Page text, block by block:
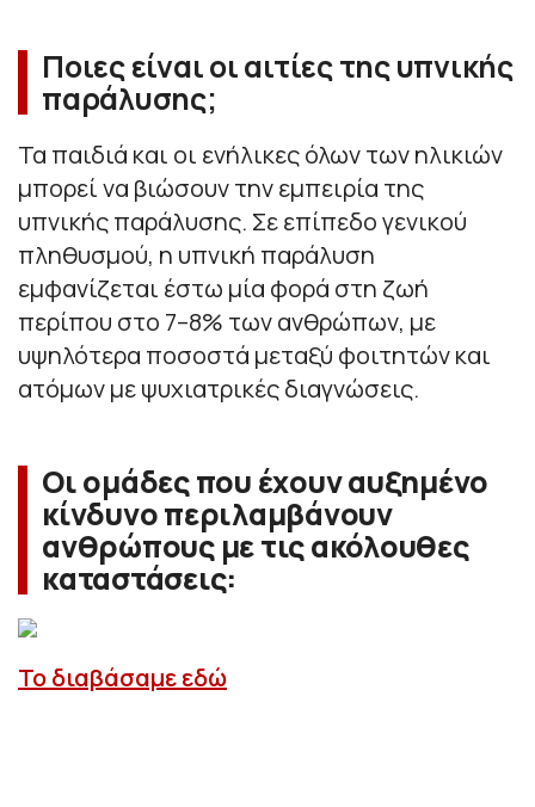
Ποιες είναι οι αιτίες της υπνικής
παράλυσης;
Τα παιδιά και οι ενήλικες όλων των ηλικιών
μπορεί να βιώσουν την εμπειρία της
υπνικής παράλυσης. Σε επίπεδο γενικού
πληθυσμού, η υπνική παράλυση
εμφανίζεται έστω μία φορά στη ζωή
περίπου στο 7–8% των ανθρώπων, με
υψηλότερα ποσοστά μεταξύ φοιτητών και
ατόμων με ψυχιατρικές διαγνώσεις.
Οι ομάδες που έχουν αυξημένο
κίνδυνο περιλαμβάνουν
ανθρώπους με τις ακόλουθες
καταστάσεις:
Το διαβάσαμε εδώ